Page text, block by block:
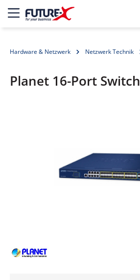
Hardware & Netzwerk Netzwerk Technik
Planet 16-Port Switch